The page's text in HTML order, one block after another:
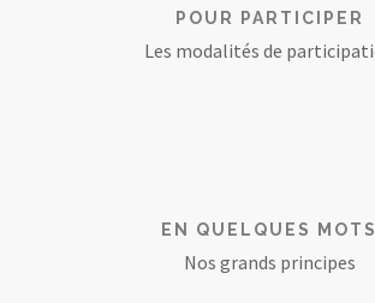
POUR PARTICIPER
Les modalités de
EN QUELQUES MOTS
Nos grands principes